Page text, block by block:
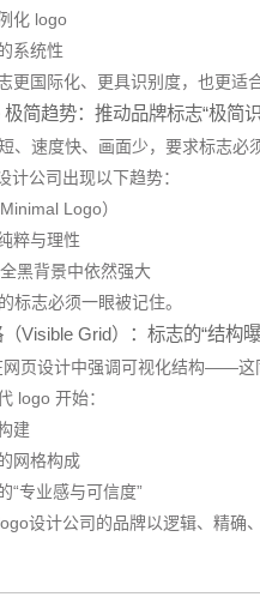
化 logo
系统性
更国际化、更具识别度，也更适
极简趋势：推动品牌标志“极简
、速度快、画面少，要求标志必
计公司出现以下趋势：
Logo）
粹与理性
黑背景中依然强大
标志必须一眼被记住。
Visible Grid）：标志的“结构
页设计中强调可视化结构——这
logo 开始：
建
网格构成
“专业感与可信度”
设计公司的品牌以逻辑、精确